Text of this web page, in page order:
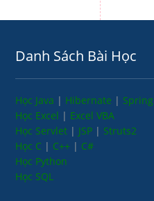
Danh Sách Bài Học
Học Java | Hibernate | Spring
Học Excel | Excel VBA
Học Servlet | JSP | Struts2
Học C | C++ | C#
Học Python
Học SQL